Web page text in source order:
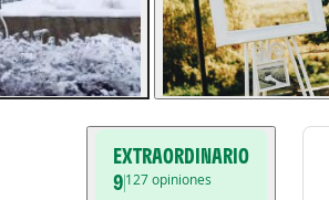
EXTRAORDINARIO
9127 opiniones